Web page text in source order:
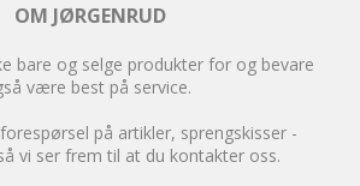
OM JØRGENRUD
bare og selge produkter for og bevare
være best på service.
på artikler, sprengskisser -
vi ser frem til at du kontakter oss.